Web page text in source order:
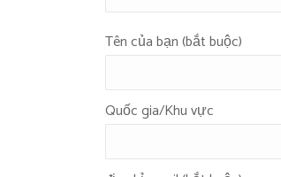
Tên của bạn (bắt buộc)
Quốc gia/Khu vực